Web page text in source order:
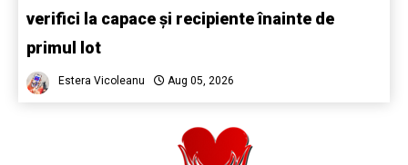
verifici la capace și recipiente înainte de
primul lot
Estera Vicoleanu Aug 05, 2026